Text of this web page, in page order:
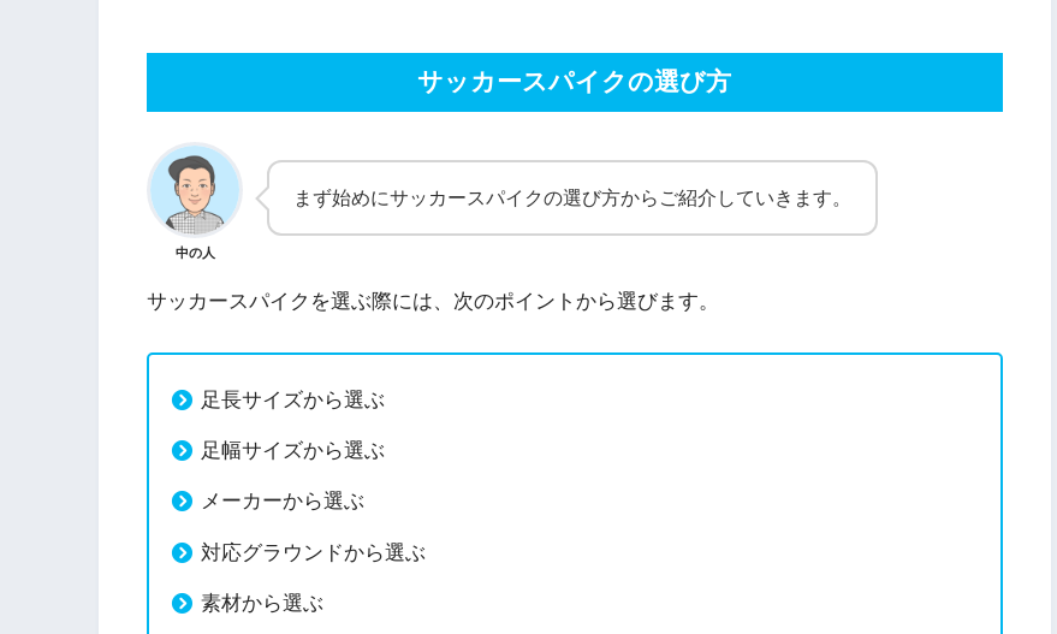
サッカースパイクの選び方
中の人
まず始めにサッカースパイクの選び方からご紹介していきます。
サッカースパイクを選ぶ際には、次のポイントから選びます。
足長サイズから選ぶ
足幅サイズから選ぶ
メーカーから選ぶ
対応グラウンドから選ぶ
素材から選ぶ